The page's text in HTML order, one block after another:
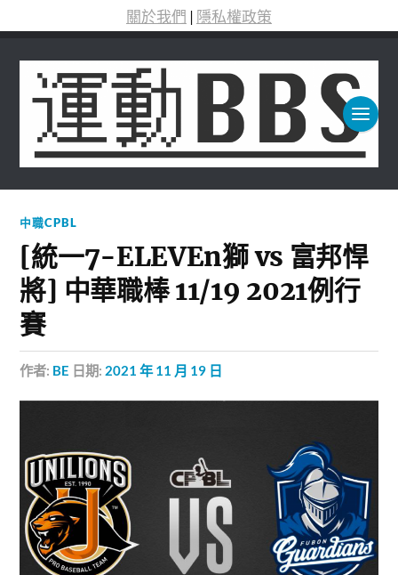
關於我們 | 隱私權政策
中職CPBL
[統一7-ELEVEn獅 vs 富邦悍
將] 中華職棒 11/19 2021例行
賽
作者: BE 日期: 2021 年 11 月 19 日